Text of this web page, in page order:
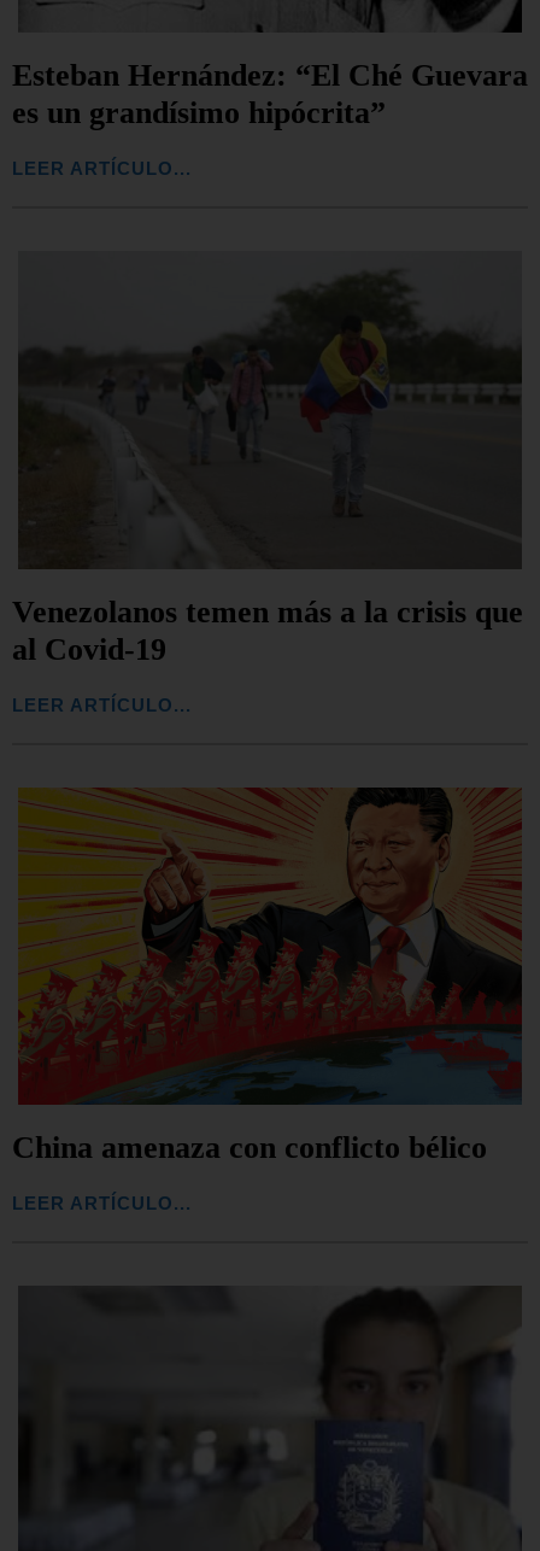
Esteban Hernández: “El Ché Guevara
es un grandísimo hipócrita”
LEER ARTÍCULO...
Venezolanos temen más a la crisis que
al Covid-19
LEER ARTÍCULO...
China amenaza con conflicto bélico
LEER ARTÍCULO...